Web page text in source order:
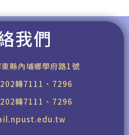
我們
縣內埔鄉學府路1號
轉7111、7296
轉7111、7296